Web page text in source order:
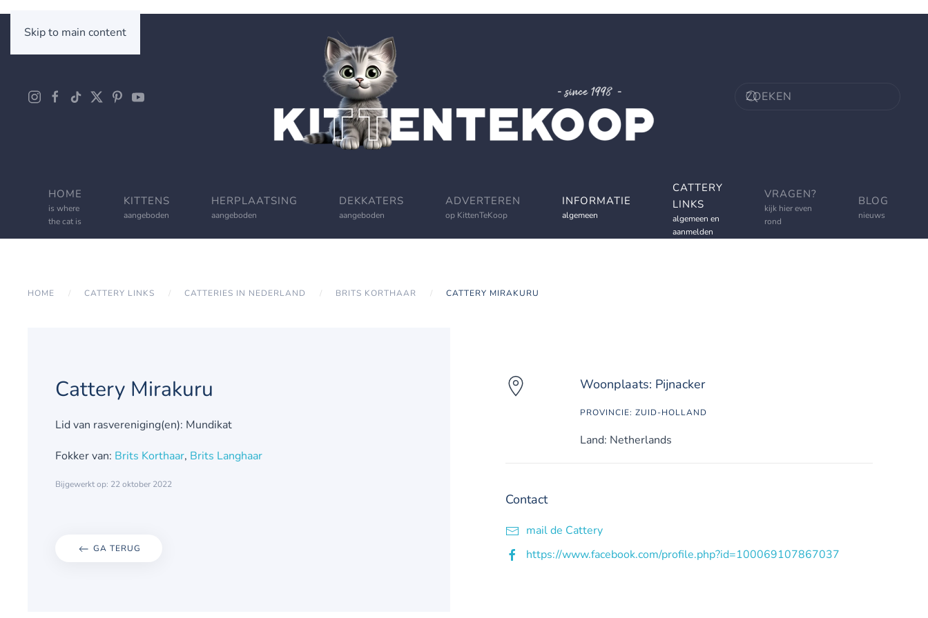
Skip to main content
HOME
is where
the cat is
KITTENS
aangeboden
HERPLAATSING
aangeboden
DEKKATERS
aangeboden
ADVERTEREN
op KittenTeKoop
INFORMATIE
algemeen
CATTERY
LINKS
algemeen en
aanmelden
VRAGEN?
kijk hier even
rond
BLOG
nieuws
HOME CATTERY LINKS CATTERIES IN NEDERLAND BRITS KORTHAAR CATTERY MIRAKURU
Cattery Mirakuru
Lid van rasvereniging(en): Mundikat
Fokker van: Brits Korthaar, Brits Langhaar
Bijgewerkt op: 22 oktober 2022
GA TERUG
Woonplaats: Pijnacker
PROVINCIE: ZUID-HOLLAND
Land: Netherlands
Contact
mail de Cattery
https://www.facebook.com/profile.php?id=100069107867037